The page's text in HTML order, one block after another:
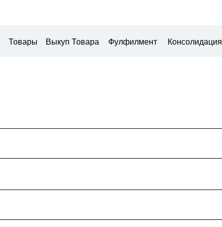
Товары Выкуп Товара Фулфилмент Консолидация